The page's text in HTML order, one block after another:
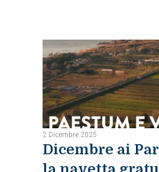
2 Dicembre 2025
Dicembre ai